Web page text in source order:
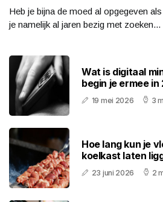
Heb je bijna de moed al opgegeven
je namelijk al jaren bezig met zoeken...
Wat is digitaal
begin je ermee in
19 mei 2026 3
Hoe lang kun je
koelkast laten
23 juni 2026 2